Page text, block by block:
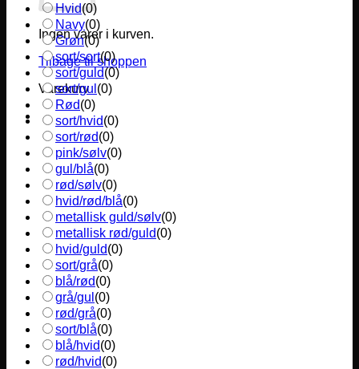
Ingen varer i kurven.
Tilbage til shoppen
Varekurv
Hvid(0)
Navy(0)
Grøn(0)
sort/sort(0)
sort/guld(0)
sort/gul (0)
Rød(0)
sort/hvid(0)
sort/rød(0)
pink/sølv(0)
gul/blå(0)
rød/sølv(0)
hvid/rød/blå(0)
metallisk guld/sølv(0)
metallisk rød/guld(0)
hvid/guld(0)
sort/grå(0)
blå/rød(0)
grå/gul (0)
rød/grå(0)
sort/blå(0)
blå/hvid(0)
rød/hvid(0)